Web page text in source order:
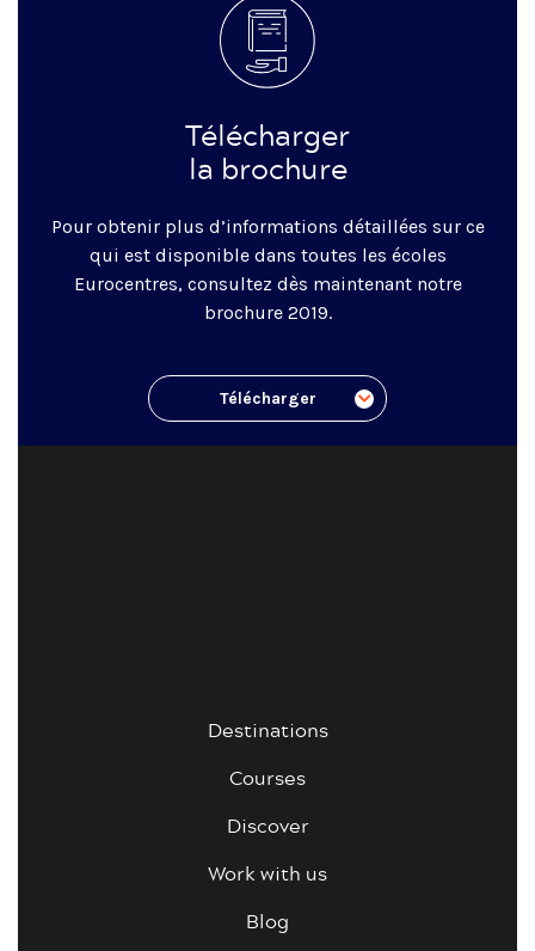
Télécharger
la brochure
Pour obtenir plus d’informations détaillées sur ce
qui est disponible dans toutes les écoles
Eurocentres, consultez dès maintenant notre
brochure 2019.
Télécharger
Destinations
Courses
Discover
Work with us
Blog